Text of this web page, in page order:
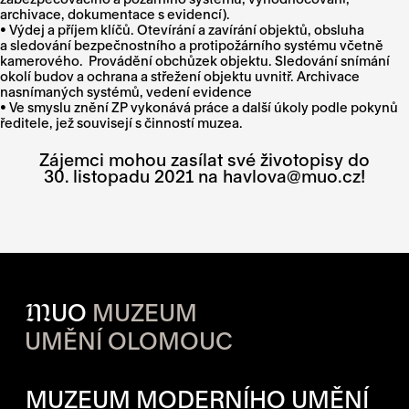
archivace, dokumentace s evidencí).
• Výdej a příjem klíčů. Otevírání a zavírání objektů, obsluha
a sledování bezpečnostního a protipožárního systému včetně
kamerového. Provádění obchůzek objektu. Sledování snímání
okolí budov a ochrana a střežení objektu uvnitř. Archivace
nasnímaných systémů, vedení evidence
• Ve smyslu znění ZP vykonává práce a další úkoly podle pokynů
ředitele, jež souvisejí s činností muzea.
Zájemci mohou zasílat své životopisy do
30. listopadu 2021 na havlova@muo.cz!
MUO MUZEUM
UMĚNÍ OLOMOUC
MUZEUM MODERNÍHO UMĚNÍ